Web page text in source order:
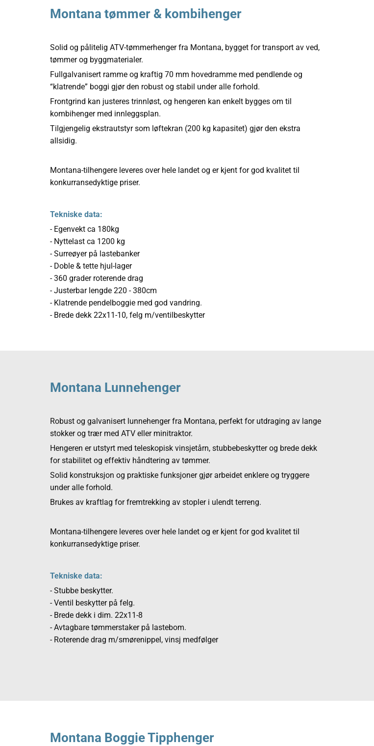
Montana tømmer & kombihenger
Solid og pålitelig ATV-tømmerhenger fra Montana, bygget for transport av ved,
tømmer og byggmaterialer.
Fullgalvanisert ramme og kraftig 70 mm hovedramme med pendlende og
“klatrende” boggi gjør den robust og stabil under alle forhold.
Frontgrind kan justeres trinnløst, og hengeren kan enkelt bygges om til
kombihenger med innleggsplan.
Tilgjengelig ekstrautstyr som løftekran (200 kg kapasitet) gjør den ekstra
allsidig.
Montana-tilhengere leveres over hele landet og er kjent for god kvalitet til
konkurransedyktige priser.
Tekniske data:
- Egenvekt ca 180kg
- Nyttelast ca 1200 kg
- Surreøyer på lastebanker
- Doble & tette hjul-lager
- 360 grader roterende drag
- Justerbar lengde 220 - 380cm
- Klatrende pendelboggie med god vandring.
- Brede dekk 22x11-10, felg m/ventilbeskytter
Montana Lunnehenger
Robust og galvanisert lunnehenger fra Montana, perfekt for utdraging av lange
stokker og trær med ATV eller minitraktor.
Hengeren er utstyrt med teleskopisk vinsjetårn, stubbebeskytter og brede dekk
for stabilitet og effektiv håndtering av tømmer.
Solid konstruksjon og praktiske funksjoner gjør arbeidet enklere og tryggere
under alle forhold.
Brukes av kraftlag for fremtrekking av stopler i ulendt terreng.
Montana-tilhengere leveres over hele landet og er kjent for god kvalitet til
konkurransedyktige priser.
Tekniske data:
- Stubbe beskytter.
- Ventil beskytter på felg.
- Brede dekk i dim. 22x11-8
- Avtagbare tømmerstaker på lastebom.
- Roterende drag m/smørenippel, vinsj medfølger
Montana Boggie Tipphenger